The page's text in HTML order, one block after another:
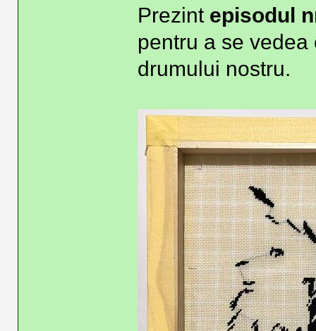
Prezint episodul
pentru a se
drumului nostru.